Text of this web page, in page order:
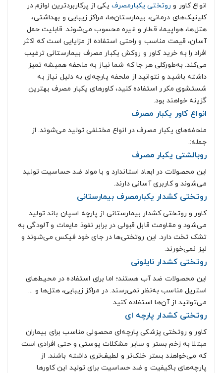
انواع کاور و روتختی یکبارمصرف یکی از پرکاربردترین لوازم در
کلینیک‌های درمانی، بیمارستان‌ها، مراکز زیبایی و بهداشتی،
هتل‌ها، هواپیما، قطار و غیره محسوب می‌شوند. قابلیت حمل
آسان، قیمت مناسب و راحتی استفاده از مزایایی است که اکثر
افراد را به خرید کاور و روکش یکبار مصرف بیمارستانی ترغیب
می‌کند. به‌طورکلی هر جا که شما نیاز به ملحفه همیشه تمیز
داشته باشید و نتوانید از ملحفه پارچه‌ای به دلیل نیاز به
شستشوی مکرر استفاده کنید، کاور‌های یکبار مصرف بهترین
گزینه خواهند بود.
انواع کاور یکبار مصرف
ملحفه‌های یکبار مصرف در انواع مختلفی تولید می‌شوند. از
جمله:.
روبالشتی یکبار مصرف
این محصولات در ابعاد استاندارد و با مواد ضد حساسیت تولید
می‌شوند و کاربری آسانی دارند.
روتختی کشدار یکبارمصرف بیمارستانی
کاور و روتختی کشدار بیمارستانی از پارچه اسپان باند تولید
می‌شود و مقاومت قابل قبولی در برابر نفوذ مایعات و آلودگی به
تشک تخت دارد. این روتختی‌ها در جای خود فیکس می‌شوند و
لیز نمی‌خورند.
روتختی کشدار نایلونی
این محصولات ضد آب هستند؛ اما برای استفاده در محیط‌های
استریل مناسب به‌نظر نمی‌رسند. در مراکز زیبایی، هتل‌ها و ...
می‌توانید از آن‌ها استفاده کنید.
روتختی کشدار پارچه ای
کاور و روتختی پزشکی پارچه‌ای محصولی مناسب برای بیماران
مبتلا به زخم بستر و سایر مشکلات پوستی و حتی افرادی است
که می‌خواهند بستر خنک‌تر و لطیف‌تری داشته باشند. از
پارچه‌های باکیفیت و ضد حساسیت برای تولید این کاورها